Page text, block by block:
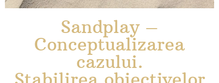
Sandplay –
Conceptualizarea
cazului.